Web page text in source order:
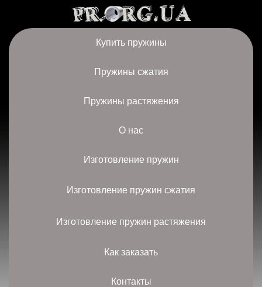
Купить пружины
Пружины сжатия
Пружины растяжения
О нас
Изготовление пружин
Изготовление пружин сжатия
Изготовление пружин растяжения
Как заказать
Контакты